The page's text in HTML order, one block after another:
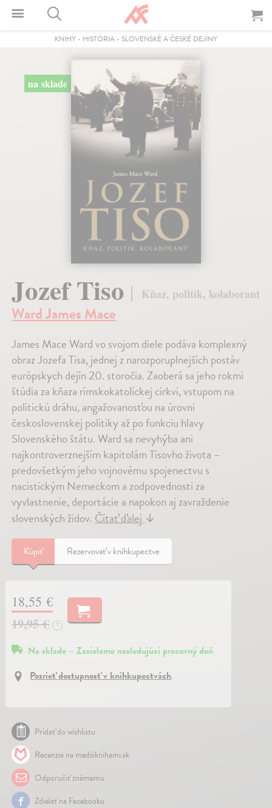
KNIHY - HISTÓRIA - SLOVENSKÉ A ČESKÉ DEJINY
na sklade
Jozef Tiso Kňaz, politik, kolaborant
Ward James Mace
James Mace Ward vo svojom diele podáva komplexný
obraz Jozefa Tisa, jednej z narozporuplnejších postáv
európskych dejín 20. storočia. Zaoberá sa jeho rokmi
štúdia za kňaza rímskokatolíckej cirkvi, vstupom na
politickú dráhu, angažovanosťou na úrovni
československej politiky až po funkciu hlavy
Slovenského štátu. Ward sa nevyhýba ani
najkontroverznejším kapitolám Tisovho života –
predovšetkým jeho vojnovému spojenectvu s
nacistickým Nemeckom a zodpovednosti za
vyvlastnenie, deportácie a napokon aj zavraždenie
slovenských židov. Čítať ďalej ↓
Kúpiť Rezervovať v kníhkupectve
18,55 €
19,95 €
?
Na sklade – Zasielame nasledujúci pracovný deň
Pozrieť dostupnosť v kníhkupectvách
Pridať do wishlistu
Recenzia na medziknihami.sk
Odporučiť známemu
Zdielať na Facebooku